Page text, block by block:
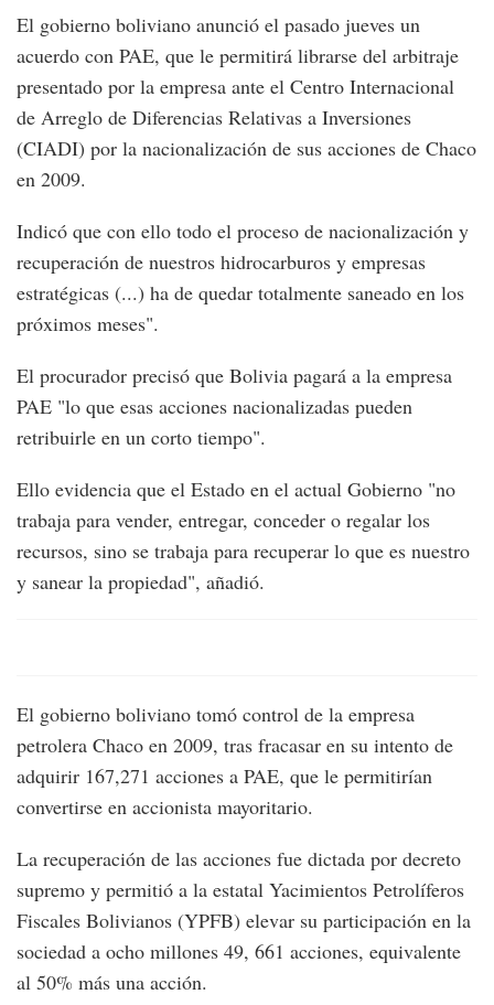
El gobierno boliviano anunció el pasado jueves un
acuerdo con PAE, que le permitirá librarse del arbitraje
presentado por la empresa ante el Centro Internacional
de Arreglo de Diferencias Relativas a Inversiones
(CIADI) por la nacionalización de sus acciones de Chaco
en 2009.
Indicó que con ello todo el proceso de nacionalización y
recuperación de nuestros hidrocarburos y empresas
estratégicas (...) ha de quedar totalmente saneado en los
próximos meses".
El procurador precisó que Bolivia pagará a la empresa
PAE "lo que esas acciones nacionalizadas pueden
retribuirle en un corto tiempo".
Ello evidencia que el Estado en el actual Gobierno "no
trabaja para vender, entregar, conceder o regalar los
recursos, sino se trabaja para recuperar lo que es nuestro
y sanear la propiedad", añadió.
El gobierno boliviano tomó control de la empresa
petrolera Chaco en 2009, tras fracasar en su intento de
adquirir 167,271 acciones a PAE, que le permitirían
convertirse en accionista mayoritario.
La recuperación de las acciones fue dictada por decreto
supremo y permitió a la estatal Yacimientos Petrolíferos
Fiscales Bolivianos (YPFB) elevar su participación en la
sociedad a ocho millones 49, 661 acciones, equivalente
al 50% más una acción.